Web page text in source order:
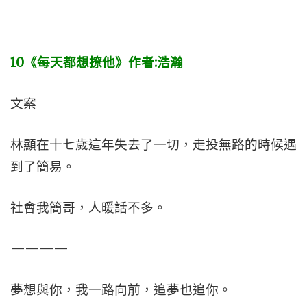
10 《每天都想撩他》作者:浩瀚
文案
林顯在十七歲這年失去了一切，走投無路的時候遇
到了簡易。
社會我簡哥，人暖話不多。
————
夢想與你，我一路向前，追夢也追你。